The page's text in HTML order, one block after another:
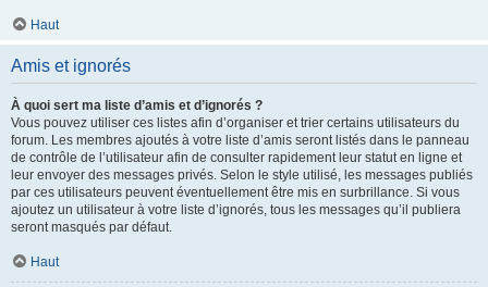
Haut
Amis et ignorés
À quoi sert ma liste d’amis et d’ignorés ?
Vous pouvez utiliser ces listes afin d’organiser et trier certains utilisateurs du
forum. Les membres ajoutés à votre liste d’amis seront listés dans le panneau
de contrôle de l’utilisateur afin de consulter rapidement leur statut en ligne et
leur envoyer des messages privés. Selon le style utilisé, les messages publiés
par ces utilisateurs peuvent éventuellement être mis en surbrillance. Si vous
ajoutez un utilisateur à votre liste d’ignorés, tous les messages qu’il publiera
seront masqués par défaut.
Haut